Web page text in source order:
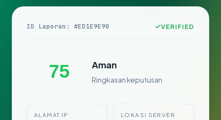
ID Laporan: #ED1E9E90 VERIFIED
75 Aman
Ringkasan keputusan
ALAMAT IP LOKASI SERVER